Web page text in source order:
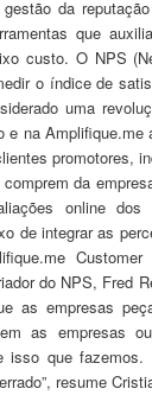
da
que
custo. O NPS
o índice de
uma
e na Amplifique.me
promotores,
da
online dos
de integrar as
do NPS, Fred
as empresas
as empresas
isso que fazemos.
resume